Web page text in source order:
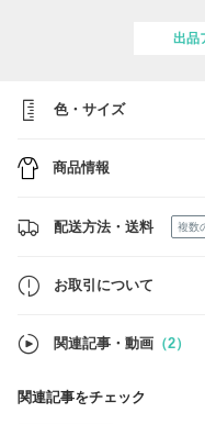
北海道・沖縄・離島に配送
プレゼント用ラッピングが
をお願い致します。※バッ
■サングラスにつきましての
※フレームがプラスチック製
※プラスチック製の場合、
に歪みが生じます。
※調整方法は基本的にフレー
※商品は新品ですが製造過程
ざいます。
出品
色・サイズ
商品情報
配送方法・送料 複数
お取引について
関連記事・動画 （2）
関連記事をチェック